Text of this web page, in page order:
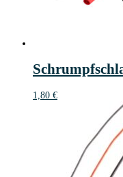
1,80 €